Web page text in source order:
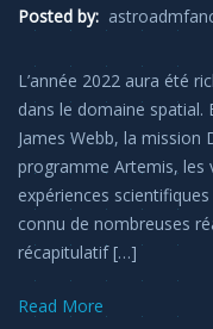
Posted by:
L’année 2022 aura été
dans le domaine spatial.
James Webb, la mission
programme Artemis, les
expériences
connu de nombreuses
récapitulatif […]
Read More